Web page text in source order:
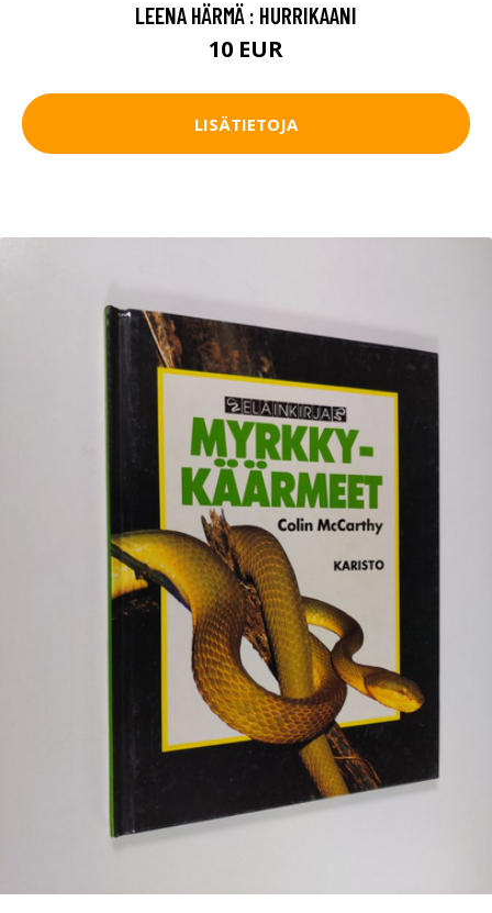
LEENA HÄRMÄ : HURRIKAANI
10 EUR
LISÄTIETOJA